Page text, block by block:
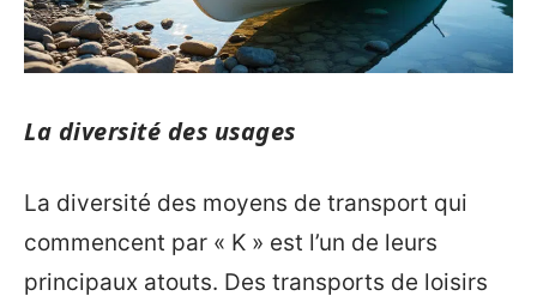
La diversité des usages
La diversité des moyens de transport qui
commencent par « K » est l’un de leurs
principaux atouts. Des transports de loisirs